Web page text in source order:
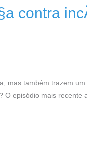
contra
mas também trazem
episódio mais recente